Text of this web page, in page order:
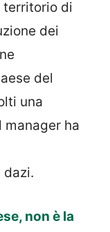
territorio di
dei
del
una
manager ha
non è la